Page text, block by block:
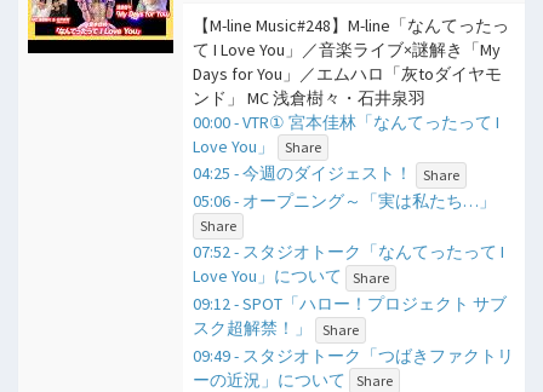
【M-line Music#248】M-line「なんてったっ
て I Love You」／音楽ライブ×謎解き「My
Days for You」／エムハロ「灰toダイヤモ
ンド」 MC 浅倉樹々・石井泉羽
00:00 - VTR① 宮本佳林「なんてったって I
Love You」
Share
04:25 - 今週のダイジェスト！ Share
05:06 - オープニング～「実は私たち…」
Share
07:52 - スタジオトーク「なんてったって I
Love You」について
Share
09:12 - SPOT「ハロー！プロジェクト サブ
スク超解禁！」
Share
09:49 - スタジオトーク「つばきファクトリ
ーの近況」について
Share